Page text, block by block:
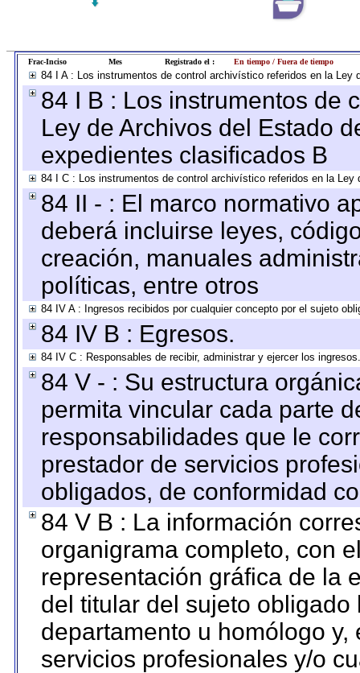
Frac-Inciso Mes Registrado el : En tiempo / Fuera de tiempo
84 I A : Los instrumentos de control archivístico referidos en la
84 I B : Los instrumentos de
Ley de Archivos del Estado
expedientes clasificados B
84 I C : Los instrumentos de control archivístico referidos en la
84 II - : El marco normativo
deberá incluirse leyes,
creación, manuales
políticas, entre otros
84 IV A : Ingresos recibidos por cualquier concepto por el sujeto
84 IV B : Egresos.
84 IV C : Responsables de recibir, administrar y ejercer los ingresos.
84 V - : Su estructura
permita vincular cada parte
responsabilidades que le
prestador de servicios
obligados, de conformidad
84 V B : La información
organigrama completo, con
representación gráfica de la
del titular del sujeto
departamento u homólogo
servicios profesionales y/o